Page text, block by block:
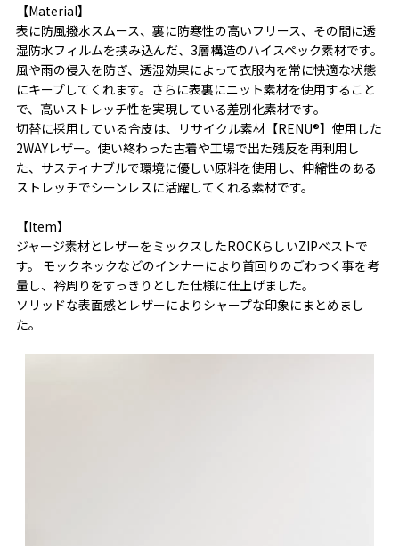
【Material】
表に防風撥水スムース、裏に防寒性の高いフリース、その間に透
湿防水フィルムを挟み込んだ、3層構造のハイスペック素材です。
風や雨の侵入を防ぎ、透湿効果によって衣服内を常に快適な状態
にキープしてくれます。さらに表裏にニット素材を使用すること
で、高いストレッチ性を実現している差別化素材です。
切替に採用している合皮は、リサイクル素材【RENU®】使用した
2WAYレザー。使い終わった古着や工場で出た残反を再利用し
た、サスティナブルで環境に優しい原料を使用し、伸縮性のある
ストレッチでシーンレスに活躍してくれる素材です。
【Item】
ジャージ素材とレザーをミックスしたROCKらしいZIPベストで
す。 モックネックなどのインナーにより首回りのごわつく事を考
量し、衿周りをすっきりとした仕様に仕上げました。
ソリッドな表面感とレザーによりシャープな印象にまとめまし
た。